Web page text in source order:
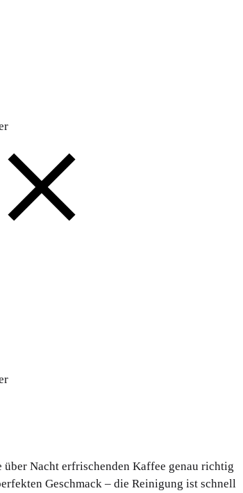
Nacht erfrischenden Kaffee genau richtig
Geschmack – die Reinigung ist schnell